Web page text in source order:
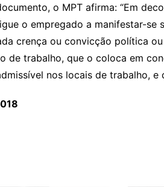
o MPT afirma: “Em
o empregado a manifestar-se
crença ou convicção política
de trabalho, que o coloca em
nos locais de trabalho,